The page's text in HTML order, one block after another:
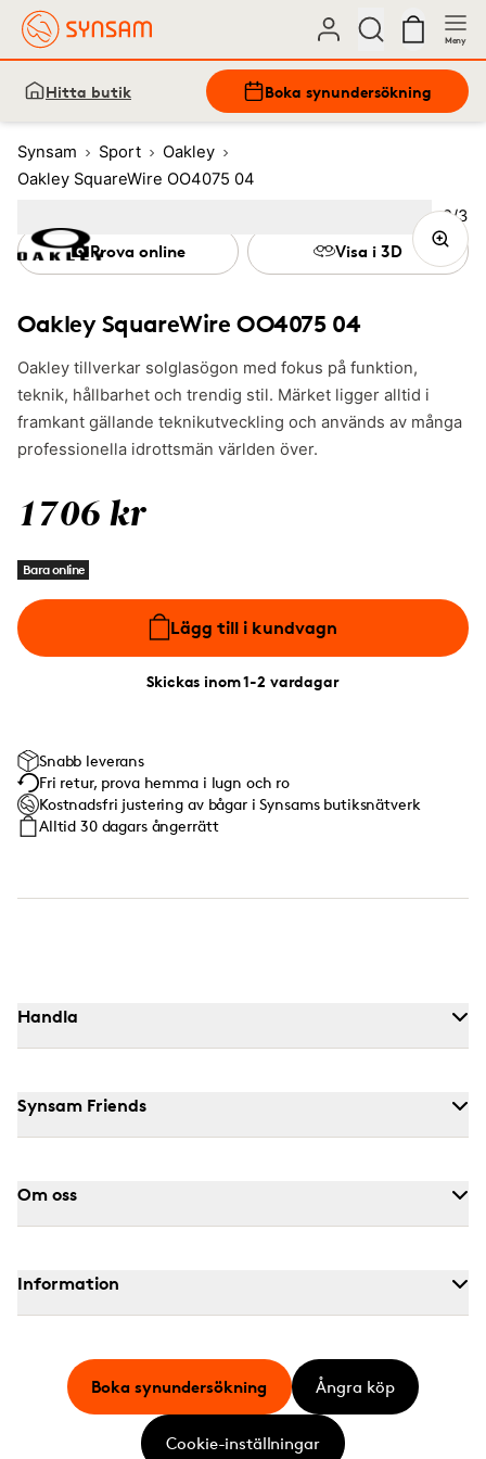
Meny
Hitta butik Boka synundersökning
Synsam Sport
Oakley
Oakley SquareWire OO4075 04
Oakley SquareWire OO4075 04
Oakley tillverkar solglasögon med fokus på funktion,
teknik, hållbarhet och trendig stil. Märket ligger alltid i
framkant gällande teknikutveckling och används av många
professionella idrottsmän världen över.
1706 kr
Bara online
Lägg till i kundvagn
Skickas inom 1-2 vardagar
Prova online Visa i 3D
Snabb leverans
Fri retur, prova hemma i lugn och ro
Kostnadsfri justering av bågar i Synsams butiksnätverk
Alltid 30 dagars ångerrätt
Bild
2/3
Image 3
Handla
Synsam Friends
Om oss
Information
Boka synundersökning Ångra köp
Cookie-inställningar